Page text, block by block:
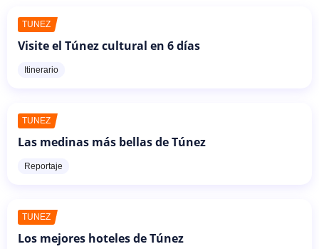
TÚNEZ
Visite el Túnez cultural en 6 días
Itinerario
TÚNEZ
Las medinas más bellas de Túnez
Reportaje
TÚNEZ
Los mejores hoteles de Túnez